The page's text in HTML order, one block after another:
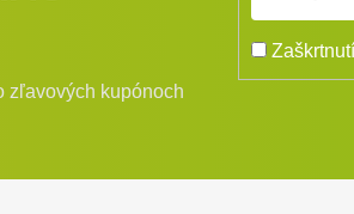
zľavových kupónoch